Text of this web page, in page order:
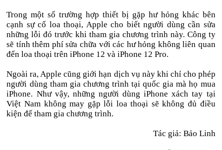
Trong một số trường hợp thiết bị gặp hư hỏng khác bên
cạnh sự cố loa thoại, Apple cho biết người dùng cần sửa
những lỗi đó trước khi tham gia chương trình này. Công ty
sẽ tính thêm phí sửa chữa với các hư hỏng không liên quan
đến loa thoại trên iPhone 12 và iPhone 12 Pro.
Ngoài ra, Apple cũng giới hạn dịch vụ này khi chỉ cho phép
người dùng tham gia chương trình tại quốc gia mà họ mua
iPhone. Như vậy, những người dùng iPhone xách tay tại
Việt Nam không may gặp lỗi loa thoại sẽ không đủ điều
kiện để tham gia chương trình.
Tác giả: Bảo Linh